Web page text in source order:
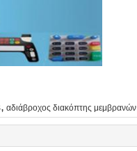
, αδιάβροχος διακόπτης μεμβρανών